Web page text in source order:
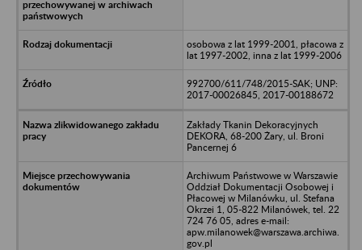
osobowa z lat 1999-2001, płacowa z
lat 1997-2002, inna z lat 1999-2006
992700/611/748/2015-SAK; UNP:
2017-00026845, 2017-00188672
Zakłady Tkanin Dekoracyjnych
DEKORA, 68-200 Żary, ul. Broni
Pancernej 6
Archiwum Państwowe w Warszawie
Oddział Dokumentacji Osobowej i
Płacowej w Milanówku, ul. Stefana
Okrzei 1, 05-822 Milanówek, tel. 22
724 76 05, adres e-mail:
apw.milanowek@warszawa.archiwa.
gov.pl